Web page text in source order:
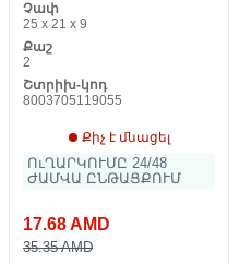
Չափ
25 x 21 x 9
Քաշ
2
Շտրիխ-կոդ
8003705119055
Քիչ է մնացել
ՈւՂԱՐԿՈՒՄԸ 24/48
ԺԱՄՎԱ ԸՆԹԱՑՔՈՒՄ
17.68 AMD
35.35 AMD